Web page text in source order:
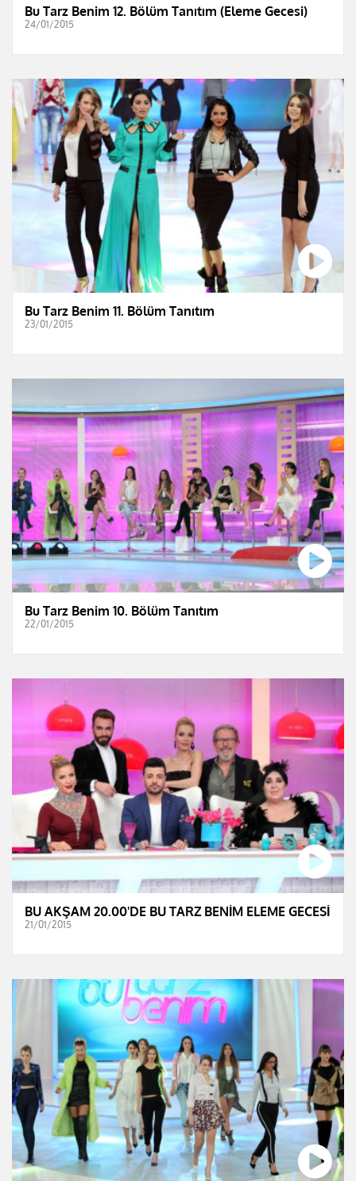
Bu Tarz Benim 12. Bölüm Tanıtım (Eleme Gecesi)
24/01/2015
Bu Tarz Benim 11. Bölüm Tanıtım
23/01/2015
Bu Tarz Benim 10. Bölüm Tanıtım
22/01/2015
BU AKŞAM 20.00'DE BU TARZ BENİM ELEME GECESİ
21/01/2015